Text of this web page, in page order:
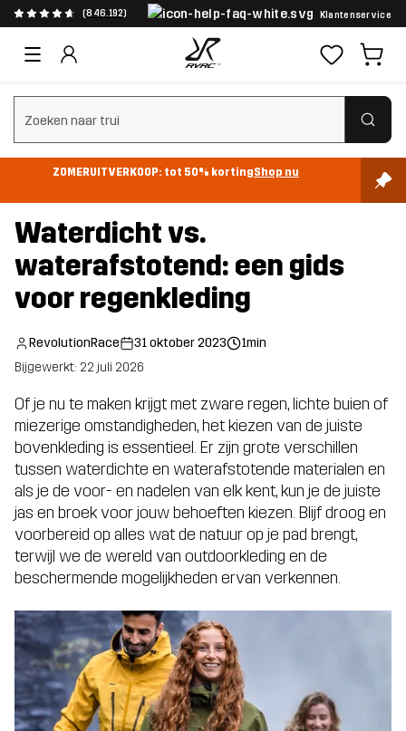
(846.192) Klantenservice
Zoeken wissen
ZOMERUITVERKOOP: tot 50% kortingShop nu
Waterdicht vs.
waterafstotend: een gids
voor regenkleding
RevolutionRace 31 oktober 2023
1min
Bijgewerkt: 22 juli 2026
Of je nu te maken krijgt met zware regen, lichte buien of
miezerige omstandigheden, het kiezen van de juiste
bovenkleding is essentieel. Er zijn grote verschillen
tussen waterdichte en waterafstotende materialen en
als je de voor- en nadelen van elk kent, kun je de juiste
jas en broek voor jouw behoeften kiezen. Blijf droog en
voorbereid op alles wat de natuur op je pad brengt,
terwijl we de wereld van outdoorkleding en de
beschermende mogelijkheden ervan verkennen.